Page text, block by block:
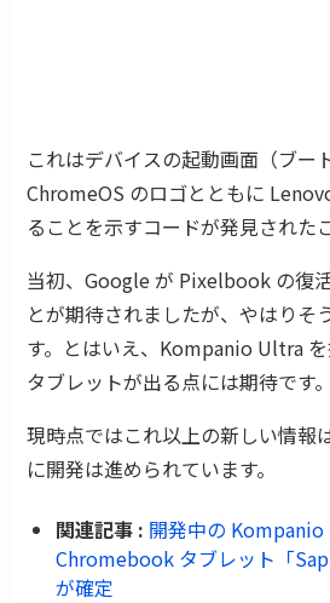
これはデバイスの起動画面（ブー
ChromeOS のロゴとともに
ることを示すコードが発見された
当初、Google が Pixelbook の復
とが期待されましたが、やはりそ
す。とはいえ、Kompanio Ultra
タブレットが出る点には期待です。
現時点ではこれ以上の新しい情報
に開発は進められています。
関連記事 : 開発中の
Chromebook タブレット「
が確定